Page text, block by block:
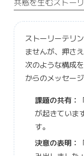
ストーリーテリ
ませんが、押さ
次のような構成
からのメッセー
課題の共有：
が起きていま
す。
決意の表明：